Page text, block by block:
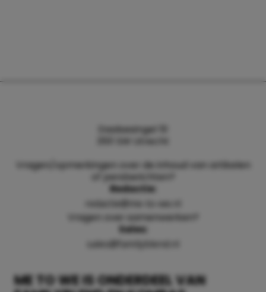
ME TO WE IS ONDERDEEL VAN
Daalsesingel 51
3511 SW Utrecht
Vragen/opmerkingen over de inhoud van artikelen
of persberichten?
Redactie:
redactie@me-to-we.nl
Vragen over samenwerken?
Sales:
sales@familyblend.nl